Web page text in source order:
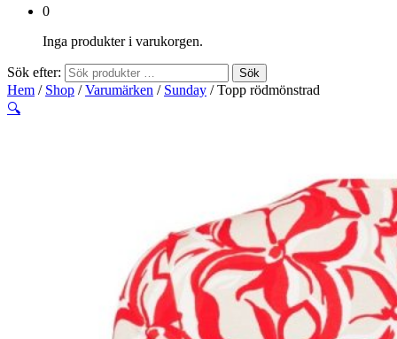
0
Inga produkter i varukorgen.
Sök efter: Sök
Hem / Shop /Varumärken / Sunday / Topp rödmönstrad
🔍